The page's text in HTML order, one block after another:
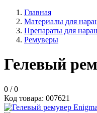
Главная
Материалы для
Препараты для
Ремуверы
Гелевый
0 /0
Код товара: 007621